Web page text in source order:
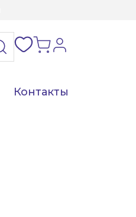
Контакты